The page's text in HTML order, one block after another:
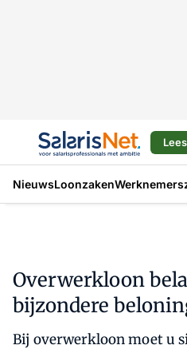
NieuwsLoonzaken
Overwerkloon
bijzondere
Bij overwerkloon moet u